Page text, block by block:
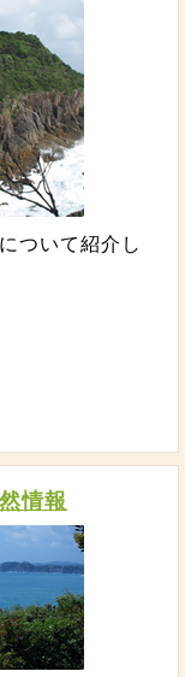
ついて紹介し
情報